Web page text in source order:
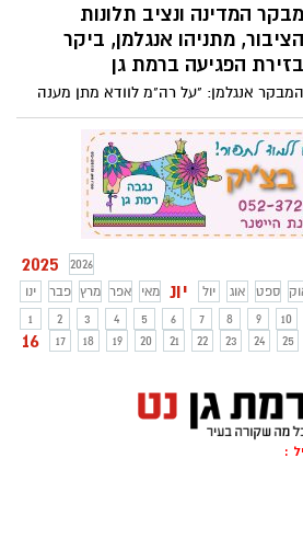
נאסרו למגורים
מבקר המדינה ונציב תלונות
הציבור, מתניהו אנגלמן, ביקר
בזירת הפגיעה ברמת גן
המבקר אנגלמן: "על רה"מ לוודא מתן מענה
לעורף. גילינו פערים משמעותיים ביותר
בתחום המיגון והמקלוט"
2025
2026
ינו
פבר מרץ אפר מאי יונ יול אוג ספט
1
2 3 4 5 6 7 8 9 10
16 17 18 19 20 21 22 23 24 25
: